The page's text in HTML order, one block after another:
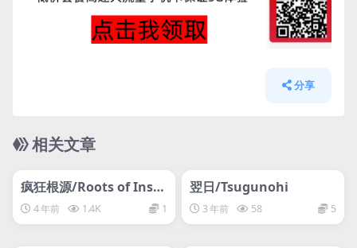
分享
相关文章
网盘下载游戏
疯狂根源/Roots of Insa
nity4 年前 1.4K 1
网盘下载游戏
翌日/Tsugunohi
3 年前 58 5